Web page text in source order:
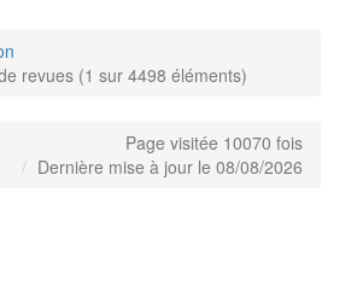
revues (1 sur 4498 éléments)
Page visitée 10070 fois
Dernière mise à jour le 08/08/2026